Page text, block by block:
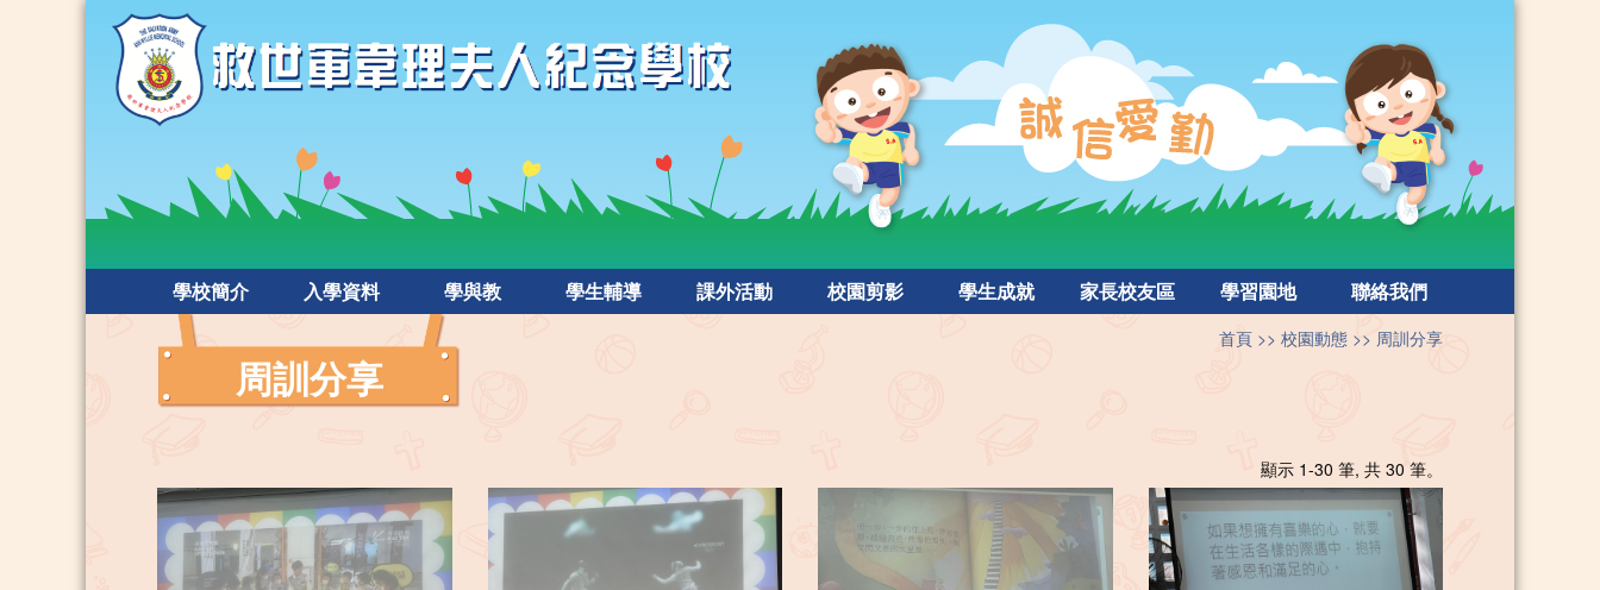
學校簡介 入學資料 學與教 學生輔導 課外活動 校園剪影 學生成就 家長校友區 學習園地 聯絡我們
周訓分享
首頁 校園動態 周訓分享
顯示 1-30 筆, 共 30 筆。